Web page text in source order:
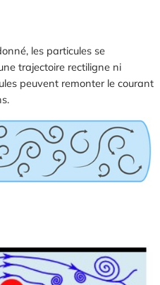
les particules se
trajectoire rectiligne ni
peuvent remonter le courant